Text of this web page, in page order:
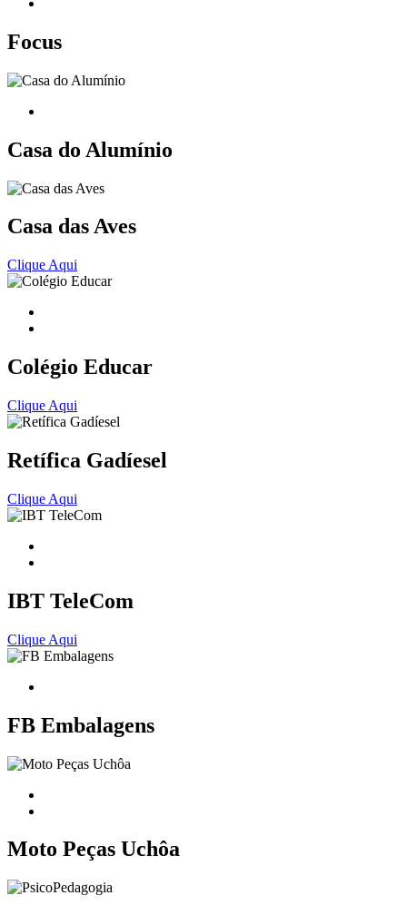
Focus
Casa do Alumínio
Casa das Aves
Clique Aqui
Colégio Educar
Clique Aqui
Retífica Gadíesel
Clique Aqui
IBT TeleCom
Clique Aqui
FB Embalagens
Moto Peças Uchôa